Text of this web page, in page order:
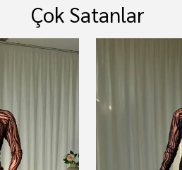
Çok Satanlar